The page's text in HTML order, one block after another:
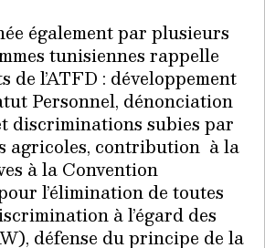
également par plusieurs
tunisiennes rappelle
de l’ATFD : développement
Personnel, dénonciation
discriminations subies par
agricoles, contribution à la
à la Convention
l’élimination de toutes
à l’égard des
défense du principe de la